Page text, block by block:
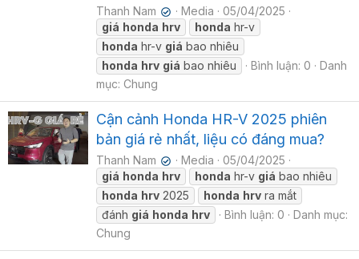
Thanh Nam ✔ Media
05/04/2025
giá honda hrv honda hr-v
honda hr-v giá bao nhiêu
honda hrv giá bao nhiêu Bình luận: 0
Danh
mục: Chung
Cận cảnh Honda HR-V 2025 phiên
bản giá rẻ nhất, liệu có đáng mua?
Thanh Nam ✔ Media
05/04/2025
giá honda hrv honda hr-v giá bao nhiêu
honda hrv 2025 honda hrv ra mắt
đánh giá honda hrv Bình luận: 0
Danh mục:
Chung